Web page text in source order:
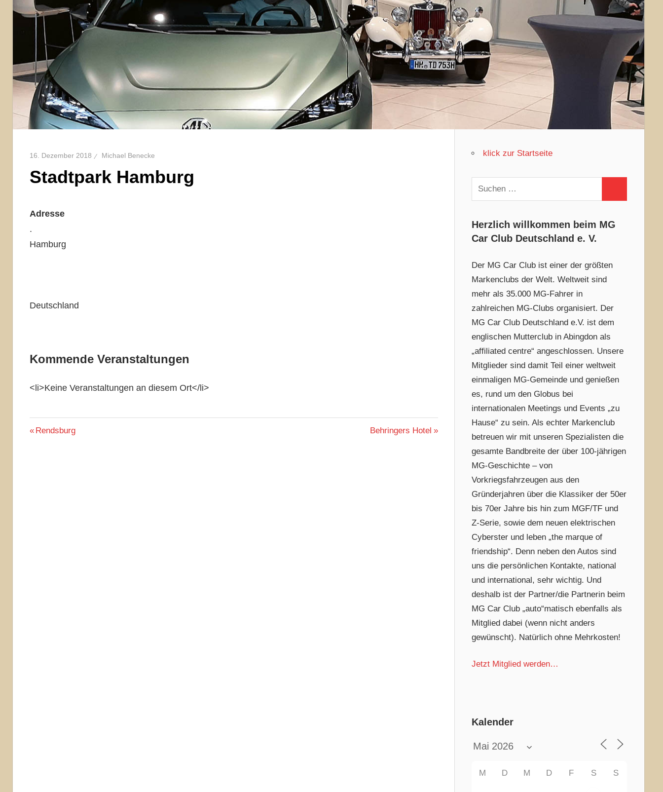
16. Dezember 2018 Michael Benecke
Stadtpark Hamburg
Adresse
.
Hamburg
Deutschland
Kommende Veranstaltungen
<li>Keine Veranstaltungen an diesem Ort</li>
Beitragsnavigation
Vorheriger
Rendsburg
Nächster
Behringers Hotel
klick zur Startseite
Suchen
nach:
Herzlich willkommen beim MG
Car Club Deutschland e. V.
Der MG Car Club ist einer der größten
Markenclubs der Welt. Weltweit sind
mehr als 35.000 MG-Fahrer in
zahlreichen MG-Clubs organisiert. Der
MG Car Club Deutschland e.V. ist dem
englischen Mutterclub in Abingdon als
„affiliated centre“ angeschlossen. Unsere
Mitglieder sind damit Teil einer weltweit
einmaligen MG-Gemeinde und genießen
es, rund um den Globus bei
internationalen Meetings und Events „zu
Hause“ zu sein. Als echter Markenclub
betreuen wir mit unseren Spezialisten die
gesamte Bandbreite der über 100-jährigen
MG-Geschichte – von
Vorkriegsfahrzeugen aus den
Gründerjahren über die Klassiker der 50er
bis 70er Jahre bis hin zum MGF/TF und
Z-Serie, sowie dem neuen elektrischen
Cyberster und leben „the marque of
friendship“. Denn neben den Autos sind
uns die persönlichen Kontakte, national
und international, sehr wichtig. Und
deshalb ist der Partner/die Partnerin beim
MG Car Club „auto“matisch ebenfalls als
Mitglied dabei (wenn nicht anders
gewünscht). Natürlich ohne Mehrkosten!
Jetzt Mitglied werden…
Kalender
M D M D F S S